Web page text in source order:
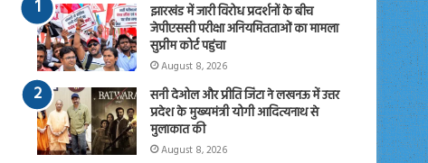
झारखंड में जारी विरोध प्रदर्शनों के बीच
जेपीएससी परीक्षा अनियमितताओं का मामला
सुप्रीम कोर्ट पहुंचा
August 8, 2026
सनी देओल और प्रीति जिंटा ने लखनऊ में उत्तर
प्रदेश के मुख्यमंत्री योगी आदित्यनाथ से
मुलाकात की
August 8, 2026